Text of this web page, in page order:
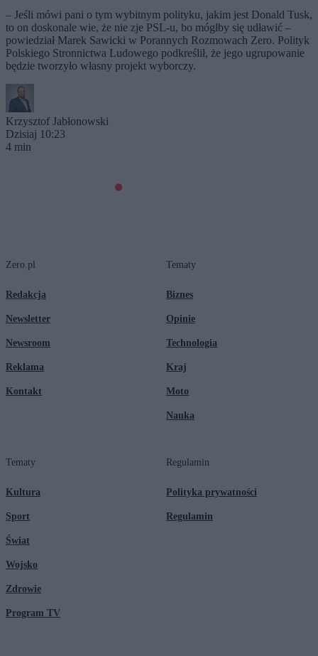
– Jeśli mówi pani o tym wybitnym polityku, jakim jest Donald Tusk,
to on doskonale wie, że nie zje PSL-u, bo mógłby się udławić –
powiedział Marek Sawicki w Porannych Rozmowach Zero. Polityk
Polskiego Stronnictwa Ludowego podkreślił, że jego ugrupowanie
będzie tworzyło własny projekt wyborczy.
Krzysztof Jabłonowski
Dzisiaj 10:23
4 min
Zero.pl
Redakcja
Newsletter
Newsroom
Reklama
Kontakt
Tematy
Biznes
Opinie
Technologia
Kraj
Moto
Nauka
Tematy
Kultura
Sport
Świat
Wojsko
Zdrowie
Program TV
Regulamin
Polityka prywatności
Regulamin